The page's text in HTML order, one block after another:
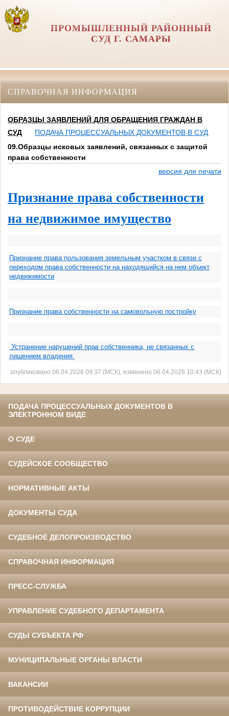
ПРОМЫШЛЕННЫЙ РАЙОННЫЙ
СУД Г. САМАРЫ
СПРАВОЧНАЯ ИНФОРМАЦИЯ
ОБРАЗЦЫ ЗАЯВЛЕНИЙ ДЛЯ ОБРАЩЕНИЯ ГРАЖДАН В
СУД
ПОДАЧА ПРОЦЕССУАЛЬНЫХ ДОКУМЕНТОВ В СУД
09.Образцы исковых заявлений, связанных с защитой
права собственности
версия для печати
Признание права собственности
на недвижимое имущество
Признание права пользования земельным участком в связи с
переходом права собственности на находящийся на нем объект
недвижимости
Признание права собственности на самовольную постройку
Устранение нарушений прав собственника, не связанных с
лишением владения
опубликовано 06.04.2026 09:37 (МСК), изменено 06.04.2026 10:43 (МСК)
ПОДАЧА ПРОЦЕССУАЛЬНЫХ ДОКУМЕНТОВ В
ЭЛЕКТРОННОМ ВИДЕ
О СУДЕ
СУДЕЙСКОЕ СООБЩЕСТВО
НОРМАТИВНЫЕ АКТЫ
ДОКУМЕНТЫ СУДА
СУДЕБНОЕ ДЕЛОПРОИЗВОДСТВО
СПРАВОЧНАЯ ИНФОРМАЦИЯ
ПРЕСС-СЛУЖБА
УПРАВЛЕНИЕ СУДЕБНОГО ДЕПАРТАМЕНТА
СУДЫ СУБЪЕКТА РФ
МУНИЦИПАЛЬНЫЕ ОРГАНЫ ВЛАСТИ
ВАКАНСИИ
ПРОТИВОДЕЙСТВИЕ КОРРУПЦИИ